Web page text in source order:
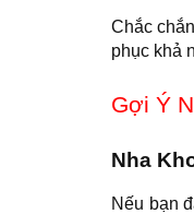
Chắc
phục khả
Gợi Ý
Nha
Nếu bạn